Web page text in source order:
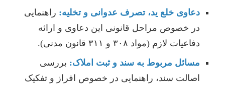
دعاوی خلع ید، تصرف عدوانی و تخلیه: راهنمایی
در خصوص مراحل قانونی این دعاوی و ارائه
دفاعیات لازم (مواد ۳۰۸ و ۳۱۱ قانون مدنی).
مسائل مربوط به سند و ثبت املاک: بررسی
اصالت سند، راهنمایی در خصوص افراز و تفکیک